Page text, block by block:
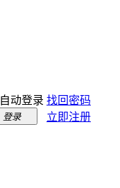
自动登录 找回密码
登录
立即注册